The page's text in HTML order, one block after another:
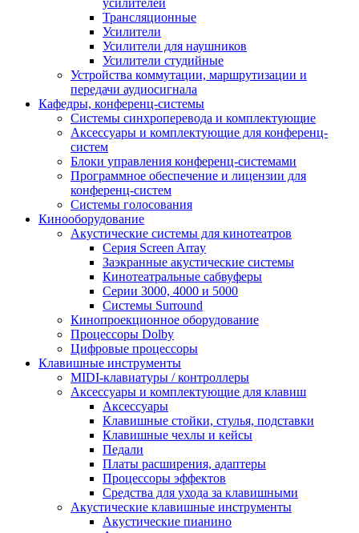
усилителей
Трансляционные
Усилители
Усилители для наушников
Усилители студийные
Устройства коммутации, маршрутизации и
передачи аудиосигнала
Кафедры, конференц-системы
Cистемы синхроперевода и комплектующие
Аксессуары и комплектующие для конференц-
систем
Блоки управления конференц-системами
Программное обеспечение и лицензии для
конференц-систем
Системы голосования
Кинооборудование
Акустические системы для кинотеатров
Cерия Screen Array
Заэкранные акустические системы
Кинотеатральные сабвуферы
Серии 3000, 4000 и 5000
Системы Surround
Кинопроекционное оборудование
Процессоры Dolby
Цифровые процессоры
Клавишные инструменты
MIDI-клавиатуры / контроллеры
Аксессуары и комплектующие для клавиш
Аксессуары
Клавишные стойки, стулья, подставки
Клавишные чехлы и кейсы
Педали
Платы расширения, адаптеры
Процессоры эффектов
Средства для ухода за клавишными
Акустические клавишные инструменты
Акустические пианино